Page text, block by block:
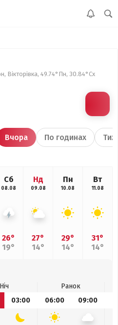
Вікторівка, 49.74°Пн, 30.84°Сх
Вчора По годинах
Сб
08.08
26°
19°
Нд
09.08
27°
14°
Пн
10.08
29°
14°
Вт
11.08
31°
14°
Ніч
Ранок
03:00 06:00 09:00